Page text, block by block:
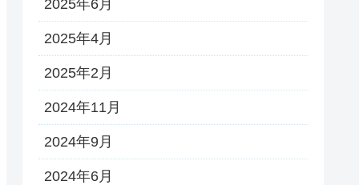
2025年6月
2025年4月
2025年2月
2024年11月
2024年9月
2024年6月